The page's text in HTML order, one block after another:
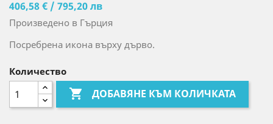
406,58 € / 795,20 лв
Произведено в Гърция
Посребрена икона върху дърво.
Количество
 ДОБАВЯНЕ КЪМ КОЛИЧКАТА